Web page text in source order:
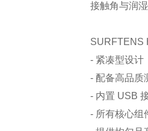
接触角与润
SURFTENS
- 紧凑型设计
- 配备高品质
- 内置 USB
- 所有核心组